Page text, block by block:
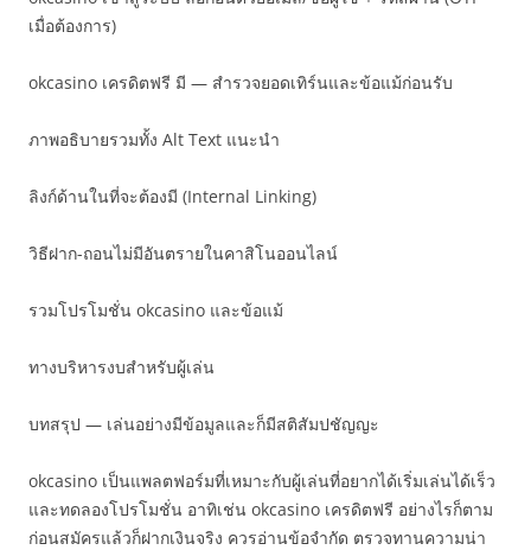
เมื่อต้องการ)
okcasino เครดิตฟรี มี — สำรวจยอดเทิร์นและข้อแม้ก่อนรับ
ภาพอธิบายรวมทั้ง Alt Text แนะนำ
ลิงก์ด้านในที่จะต้องมี (Internal Linking)
วิธีฝาก-ถอนไม่มีอันตรายในคาสิโนออนไลน์
รวมโปรโมชั่น okcasino และข้อแม้
ทางบริหารงบสำหรับผู้เล่น
บทสรุป — เล่นอย่างมีข้อมูลและก็มีสติสัมปชัญญะ
okcasino เป็นแพลตฟอร์มที่เหมาะกับผู้เล่นที่อยากได้เริ่มเล่นได้เร็ว
และทดลองโปรโมชั่น อาทิเช่น okcasino เครดิตฟรี อย่างไรก็ตาม
ก่อนสมัครแล้วก็ฝากเงินจริง ควรอ่านข้อจำกัด ตรวจทานความน่า